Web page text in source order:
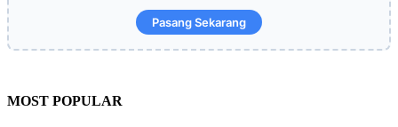
Pasang Sekarang
MOST POPULAR